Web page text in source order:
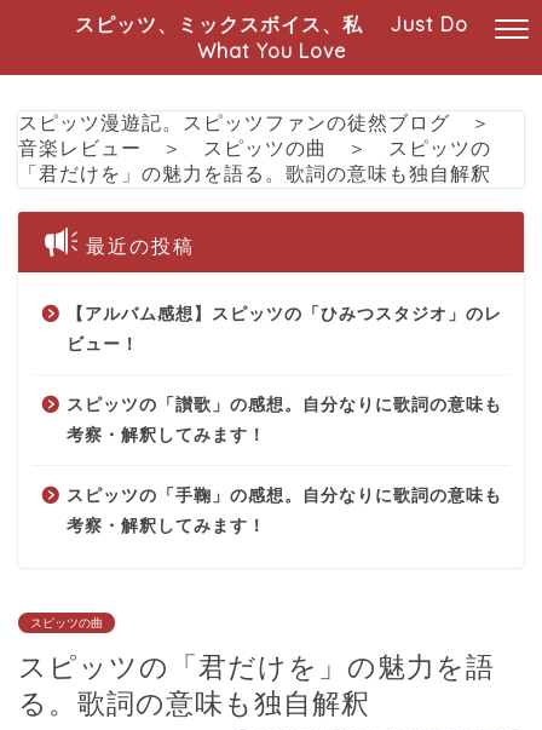
スピッツ、ミックスボイス、私 Just Do
What You Love
スピッツ漫遊記。スピッツファンの徒然ブログ ＞
音楽レビュー
＞ スピッツの曲 ＞
スピッツの
「君だけを」の魅力を語る。歌詞の意味も独自解釈
最近の投稿
【アルバム感想】スピッツの「ひみつスタジオ」のレ
ビュー！
スピッツの「讃歌」の感想。自分なりに歌詞の意味も
考察・解釈してみます！
スピッツの「手鞠」の感想。自分なりに歌詞の意味も
考察・解釈してみます！
スピッツの曲
スピッツの「君だけを」の魅力を語
る。歌詞の意味も独自解釈